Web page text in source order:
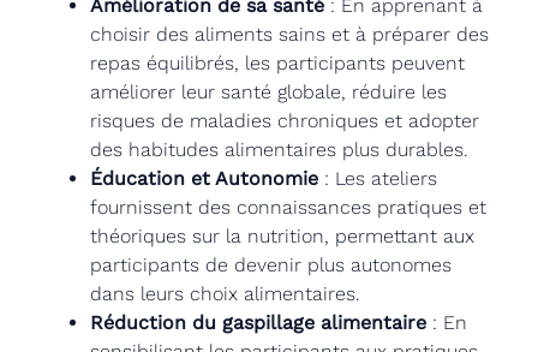
Amélioration de sa santé : En apprenant à
choisir des aliments sains et à préparer des
repas équilibrés, les participants peuvent
améliorer leur santé globale, réduire les
risques de maladies chroniques et adopter
des habitudes alimentaires plus durables.
Éducation et Autonomie : Les ateliers
fournissent des connaissances pratiques et
théoriques sur la nutrition, permettant aux
participants de devenir plus autonomes
dans leurs choix alimentaires.
Réduction du gaspillage alimentaire : En